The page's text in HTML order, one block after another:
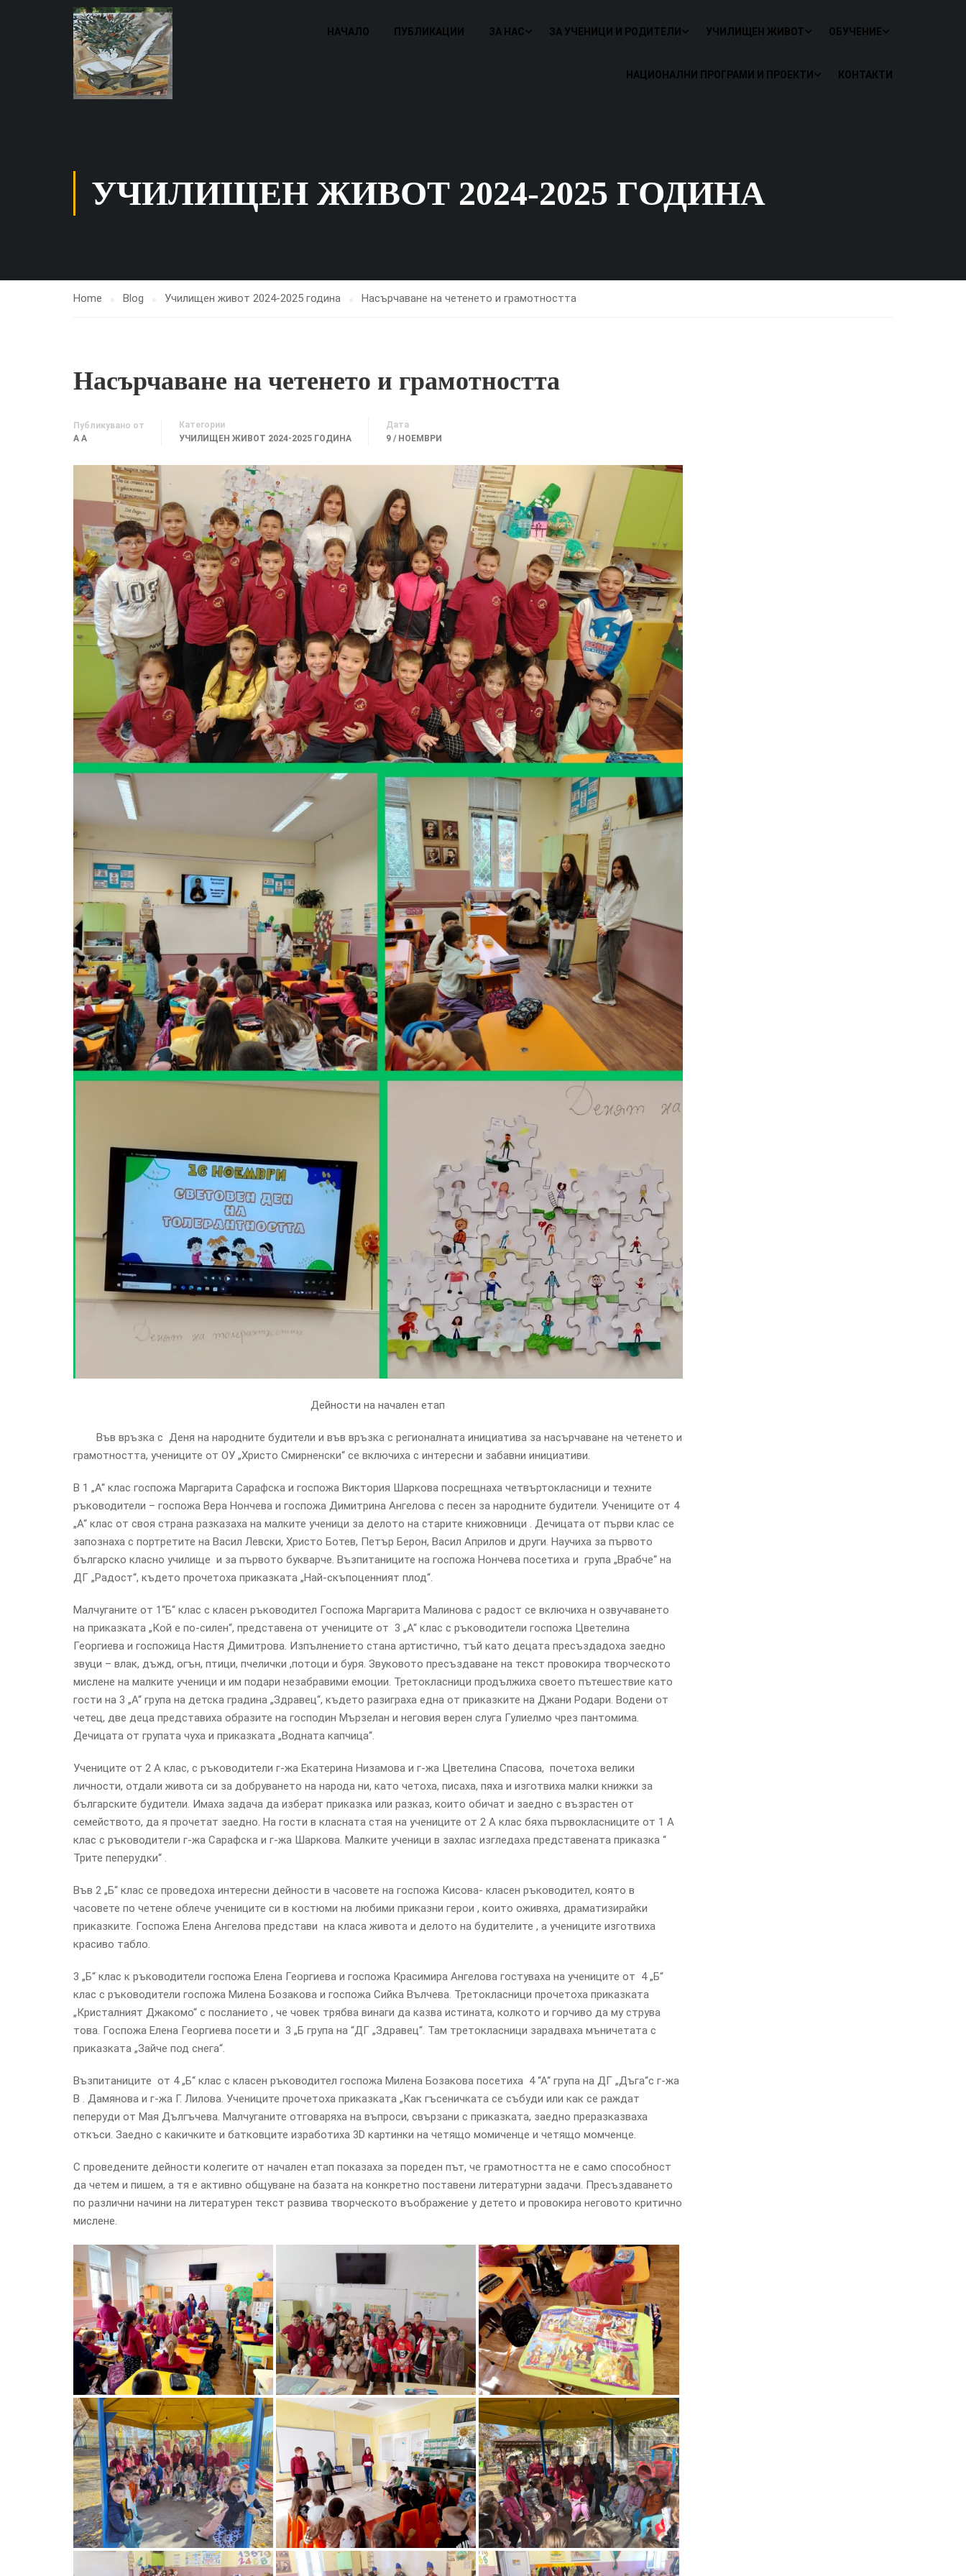
НАЧАЛО ПУБЛИКАЦИИ ЗА НАС ЗА УЧЕНИЦИ И РОДИТЕЛИ УЧИЛИЩЕН ЖИВОТ ОБУЧЕНИЕ
НАЦИОНАЛНИ ПРОГРАМИ И ПРОЕКТИ КОНТАКТИ
УЧИЛИЩЕН ЖИВОТ 2024-2025 ГОДИНА
Home Blog Училищен живот 2024-2025 година Насърчаване на четенето и грамотността
Насърчаване на четенето и грамотността
Публикувано от
A A
Категории
УЧИЛИЩЕН ЖИВОТ 2024-2025 ГОДИНА
Дата
9 / НОЕМВРИ
Дейности на начален етап
Във връзка с Деня на народните будители и във връзка с регионалната инициатива за насърчаване на четенето и
грамотността, учениците от ОУ „Христо Смирненски“ се включиха с интересни и забавни инициативи.
В 1 „А“ клас госпожа Маргарита Сарафска и госпожа Виктория Шаркова посрещнаха четвъртокласници и техните
ръководители – госпожа Вера Нончева и госпожа Димитрина Ангелова с песен за народните будители. Учениците от 4
„А“ клас от своя страна разказаха на малките ученици за делото на старите книжовници . Дечицата от първи клас се
запознаха с портретите на Васил Левски, Христо Ботев, Петър Берон, Васил Априлов и други. Научиха за първото
българско класно училище и за първото букварче. Възпитаниците на госпожа Нончева посетиха и група „Врабче“ на
ДГ „Радост“, където прочетоха приказката „Най-скъпоценният плод“.
Малчуганите от 1“Б“ клас с класен ръководител Госпожа Маргарита Малинова с радост се включиха н озвучаването
на приказката „Кой е по-силен“, представена от учениците от 3 „А“ клас с ръководители госпожа Цветелина
Георгиева и госпожица Настя Димитрова. Изпълнението стана артистично, тъй като децата пресъздадоха заедно
звуци – влак, дъжд, огън, птици, пчелички ,потоци и буря. Звуковото пресъздаване на текст провокира творческото
мислене на малките ученици и им подари незабравими емоции. Третокласници продължиха своето пътешествие като
гости на 3 „А“ група на детска градина „Здравец“, където разиграха една от приказките на Джани Родари. Водени от
четец, две деца представиха образите на господин Мързелан и неговия верен слуга Гулиелмо чрез пантомима.
Дечицата от групата чуха и приказката „Водната капчица“.
Учениците от 2 А клас, с ръководители г-жа Екатерина Низамова и г-жа Цветелина Спасова, почетоха велики
личности, отдали живота си за добруването на народа ни, като четоха, писаха, пяха и изготвиха малки книжки за
българските будители. Имаха задача да изберат приказка или разказ, които обичат и заедно с възрастен от
семейството, да я прочетат заедно. На гости в класната стая на учениците от 2 А клас бяха първокласниците от 1 А
клас с ръководители г-жа Сарафска и г-жа Шаркова. Малките ученици в захлас изгледаха представената приказка “
Трите пеперудки“ .
Във 2 „Б“ клас се проведоха интересни дейности в часовете на госпожа Кисова- класен ръководител, която в
часовете по четене облече учениците си в костюми на любими приказни герои , които оживяха, драматизирайки
приказките. Госпожа Елена Ангелова представи на класа живота и делото на будителите , а учениците изготвиха
красиво табло.
3 „Б“ клас к ръководители госпожа Елена Георгиева и госпожа Красимира Ангелова гостуваха на учениците от 4 „Б“
клас с ръководители госпожа Милена Бозакова и госпожа Сийка Вълчева. Третокласници прочетоха приказката
„Кристалният Джакомо“ с посланието , че човек трябва винаги да казва истината, колкото и горчиво да му струва
това. Госпожа Елена Георгиева посети и 3 „Б група на “ДГ „Здравец“. Там третокласници зарадваха мъничетата с
приказката „Зайче под снега“.
Възпитаниците от 4 „Б“ клас с класен ръководител госпожа Милена Бозакова посетиха 4 “А“ група на ДГ „Дъга“с г-жа
В . Дамянова и г-жа Г. Лилова. Учениците прочетоха приказката „Как гъсеничката се събуди или как се раждат
пеперуди от Мая Дългъчева. Малчуганите отговаряха на въпроси, свързани с приказката, заедно преразказваха
откъси. Заедно с какичките и батковците изработиха 3D картинки на четящо момиченце и четящо момченце.
С проведените дейности колегите от начален етап показаха за пореден път, че грамотността не е само способност
да четем и пишем, а тя е активно общуване на базата на конкретно поставени литературни задачи. Пресъздаването
по различни начини на литературен текст развива творческото въображение у детето и провокира неговото критично
мислене.